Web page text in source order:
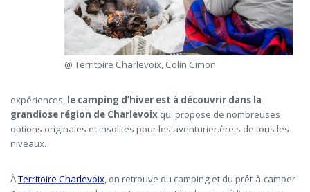
@ Territoire Charlevoix, Colin Cimon
expériences, le camping d’hiver est à découvrir dans la
grandiose région de Charlevoix qui propose de nombreuses
options originales et insolites pour les aventurier.ère.s de tous les
niveaux.
ÀTerritoire Charlevoix, on retrouve du camping et du prêt-à-camper